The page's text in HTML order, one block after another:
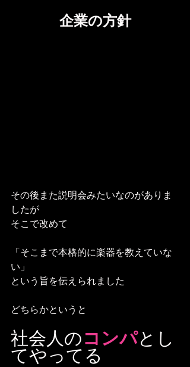
企業の方針
その後また説明会みたいなのがありま
したが
そこで改めて
「そこまで本格的に楽器を教えていな
い」
という旨を伝えられました
どちらかというと
社会人のコンパとし
てやってる